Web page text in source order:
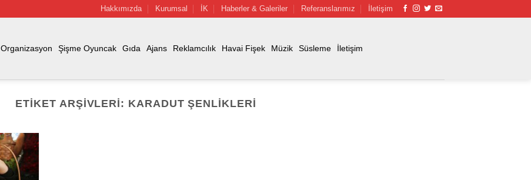
Hakkımızda Kurumsal İK Haberler & Galeriler Referanslarımız İletişim
Organizasyon Şişme Oyuncak Gıda Ajans Reklamcılık Havai Fişek Müzik Süsleme İletişim
ETIKET ARŞIVLERI: KARADUT ŞENLIKLERI